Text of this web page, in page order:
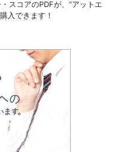
スコアのPDFが、 “アットエ
入できます！